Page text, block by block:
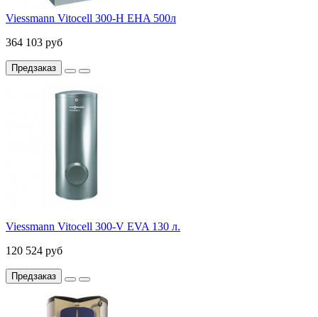
Viessmann Vitocell 300-H EHA 500л
364 103 руб
Предзаказ
Viessmann Vitocell 300-V EVA 130 л.
120 524 руб
Предзаказ